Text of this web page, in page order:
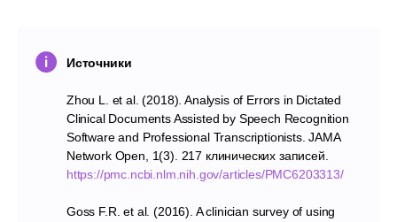
Источники
Zhou L. et al. (2018). Analysis of Errors in Dictated
Clinical Documents Assisted by Speech Recognition
Software and Professional Transcriptionists. JAMA
Network Open, 1(3). 217 клинических записей.
https://pmc.ncbi.nlm.nih.gov/articles/PMC6203313/
Goss F.R. et al. (2016). A clinician survey of using
Я принимаюПолитику конфиденциальностии даю
на обработку моих ПД